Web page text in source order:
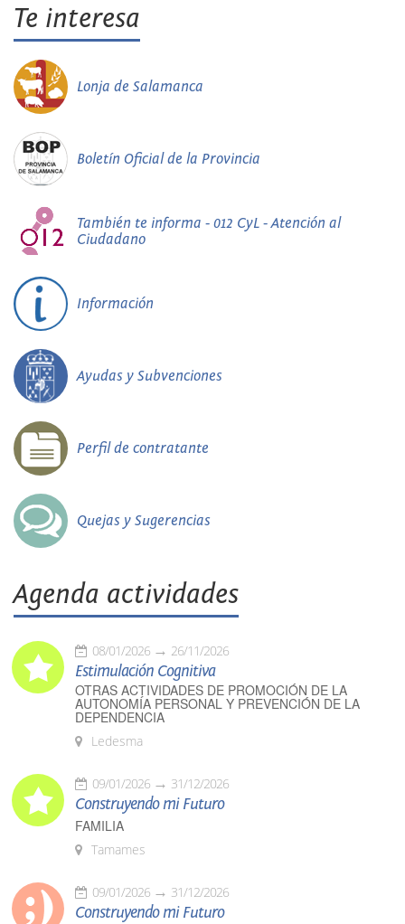
Te interesa
Lonja de Salamanca
Boletín Oficial de la Provincia
También te informa - 012 CyL - Atención al
Ciudadano
Información
Ayudas y Subvenciones
Perfil de contratante
Quejas y Sugerencias
Agenda actividades
08/01/2026 26/11/2026
Estimulación Cognitiva
OTRAS ACTIVIDADES DE PROMOCIÓN DE LA
AUTONOMÍA PERSONAL Y PREVENCIÓN DE LA
DEPENDENCIA
Ledesma
09/01/2026 31/12/2026
Construyendo mi Futuro
FAMILIA
Tamames
09/01/2026 31/12/2026
Construyendo mi Futuro